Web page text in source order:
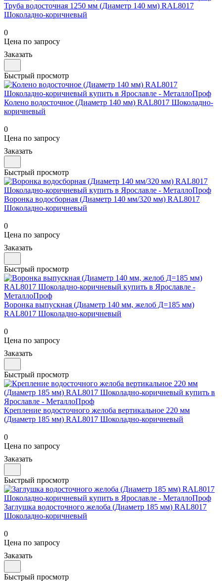
Труба водосточная 1250 мм (Диаметр 140 мм) RAL8017
Шоколадно-коричневый
0
Цена по запросу
Заказать
Быстрый просмотр
Колено водосточное (Диаметр 140 мм) RAL8017 Шоколадно-
коричневый
0
Цена по запросу
Заказать
Быстрый просмотр
Воронка водосборная (Диаметр 140 мм/320 мм) RAL8017
Шоколадно-коричневый
0
Цена по запросу
Заказать
Быстрый просмотр
Воронка выпускная (Диаметр 140 мм, желоб Д=185 мм)
RAL8017 Шоколадно-коричневый
0
Цена по запросу
Заказать
Быстрый просмотр
Крепление водосточного желоба вертикальное 220 мм
(Диаметр 185 мм) RAL8017 Шоколадно-коричневый
0
Цена по запросу
Заказать
Быстрый просмотр
Заглушка водосточного желоба (Диаметр 185 мм) RAL8017
Шоколадно-коричневый
0
Цена по запросу
Заказать
Быстрый просмотр